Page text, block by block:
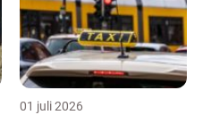
01 juli 2026